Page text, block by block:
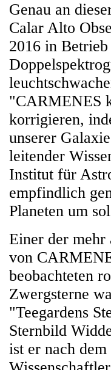
Genau an
Calar Alto
2016 in
"CARMENES
korrigieren,
unserer
leitender
Institut für
empfindlich
Planeten um
Einer der mehr
von
beobachteten
Zwergsterne
"Teegardens
Sternbild
ist er nach